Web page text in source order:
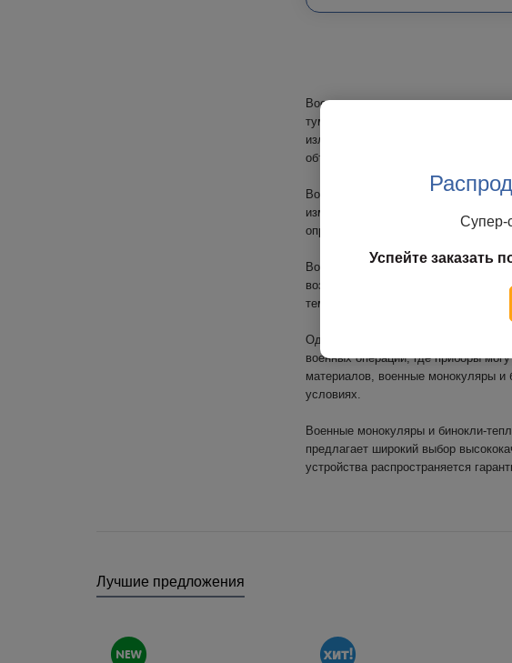
Военные тепловизионные
туман, дым, сильный снегопад,
излучаемое объектами с
объектов вокруг, что особенно
Военные бинокли и монокуляры
измерять расстояния до объектов
определения точных координат
Военные тепловизионные
возможности солдат в условиях
темноте, солдаты могут быстрее
Одной из важных особенностей
военных операций, где приборы
материалов, военные монокуляры и
условиях.
Военные монокуляры и бинокли-
предлагает широкий выбор
устройства распространяется
Лучшие предложения
Супер-
Успейте заказать